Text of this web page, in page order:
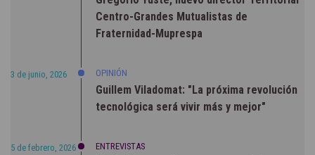
Centro-Grandes Mutualistas de
Fraternidad-Muprespa
3 de junio, 2026 OPINIÓN
Guillem Viladomat: "La próxima revolución
tecnológica será vivir más y mejor"
5 de febrero, 2026 ENTREVISTAS